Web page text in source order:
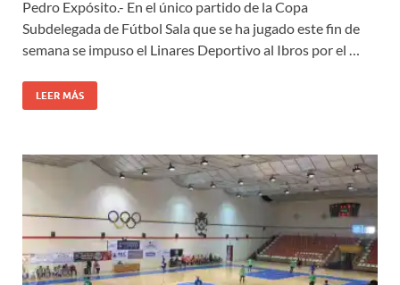
Pedro Expósito.- En el único partido de la Copa
Subdelegada de Fútbol Sala que se ha jugado este fin de
semana se impuso el Linares Deportivo al Ibros por el …
LEER MÁS